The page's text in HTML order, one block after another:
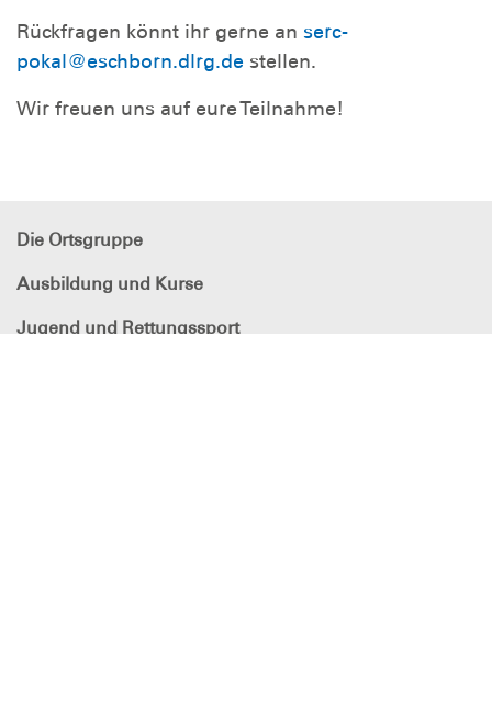
Rückfragen könnt ihr gerne an serc-
pokal@eschborn.dlrg.de stellen.
Wir freuen uns auf eure Teilnahme!
Die Ortsgruppe
Ausbildung und Kurse
Jugend und Rettungssport